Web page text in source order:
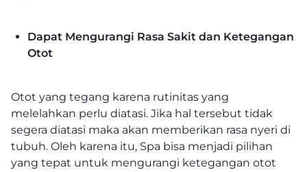
Dapat Mengurangi Rasa Sakit dan Ketegangan
Otot
Otot yang tegang karena rutinitas yang
melelahkan perlu diatasi. Jika hal tersebut tidak
segera diatasi maka akan memberikan rasa nyeri di
tubuh. Oleh karena itu, Spa bisa menjadi pilihan
yang tepat untuk mengurangi ketegangan otot